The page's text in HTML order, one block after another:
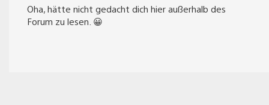
Oha, hätte nicht gedacht dich hier außerhalb des
Forum zu lesen. 😀